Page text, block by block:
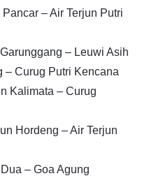
– Air Terjun Putri
– Leuwi Asih
– Curug Putri Kencana
Kalimata – Curug
Hordeng – Air Terjun
– Goa Agung